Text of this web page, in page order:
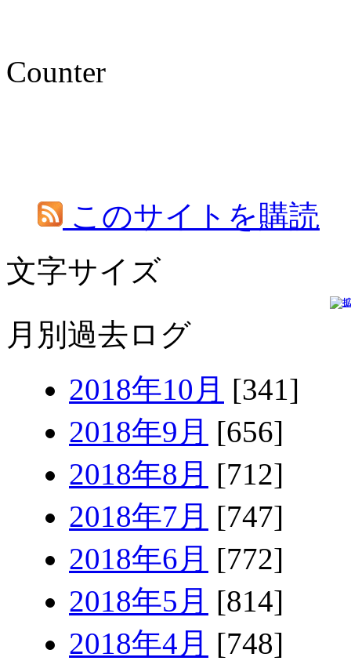
Counter
このサイトを購読
文字サイズ
月別過去ログ
2018年10月 [341]
2018年9月 [656]
2018年8月 [712]
2018年7月 [747]
2018年6月 [772]
2018年5月 [814]
2018年4月 [748]